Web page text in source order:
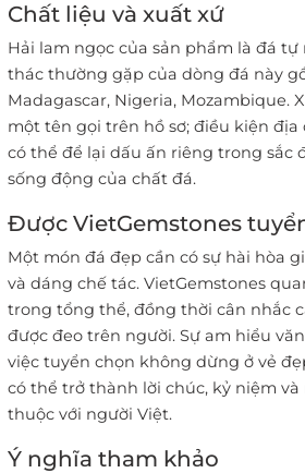
Chất liệu và xuất xứ
Hải lam ngọc của sản phẩm là đá tự
thác thường gặp của dòng đá này
Madagascar, Nigeria, Mozambique.
một tên gọi trên hồ sơ; điều kiện
có thể để lại dấu ấn riêng trong sắc
sống động của chất đá.
Được VietGemstones
Một món đá đẹp cần có sự hài hòa
và dáng chế tác. VietGemstones
trong tổng thể, đồng thời cân nhắc
được đeo trên người. Sự am hiểu
việc tuyển chọn không dừng ở vẻ
có thể trở thành lời chúc, kỷ niệm
thuộc với người Việt.
Ý nghĩa tham khảo